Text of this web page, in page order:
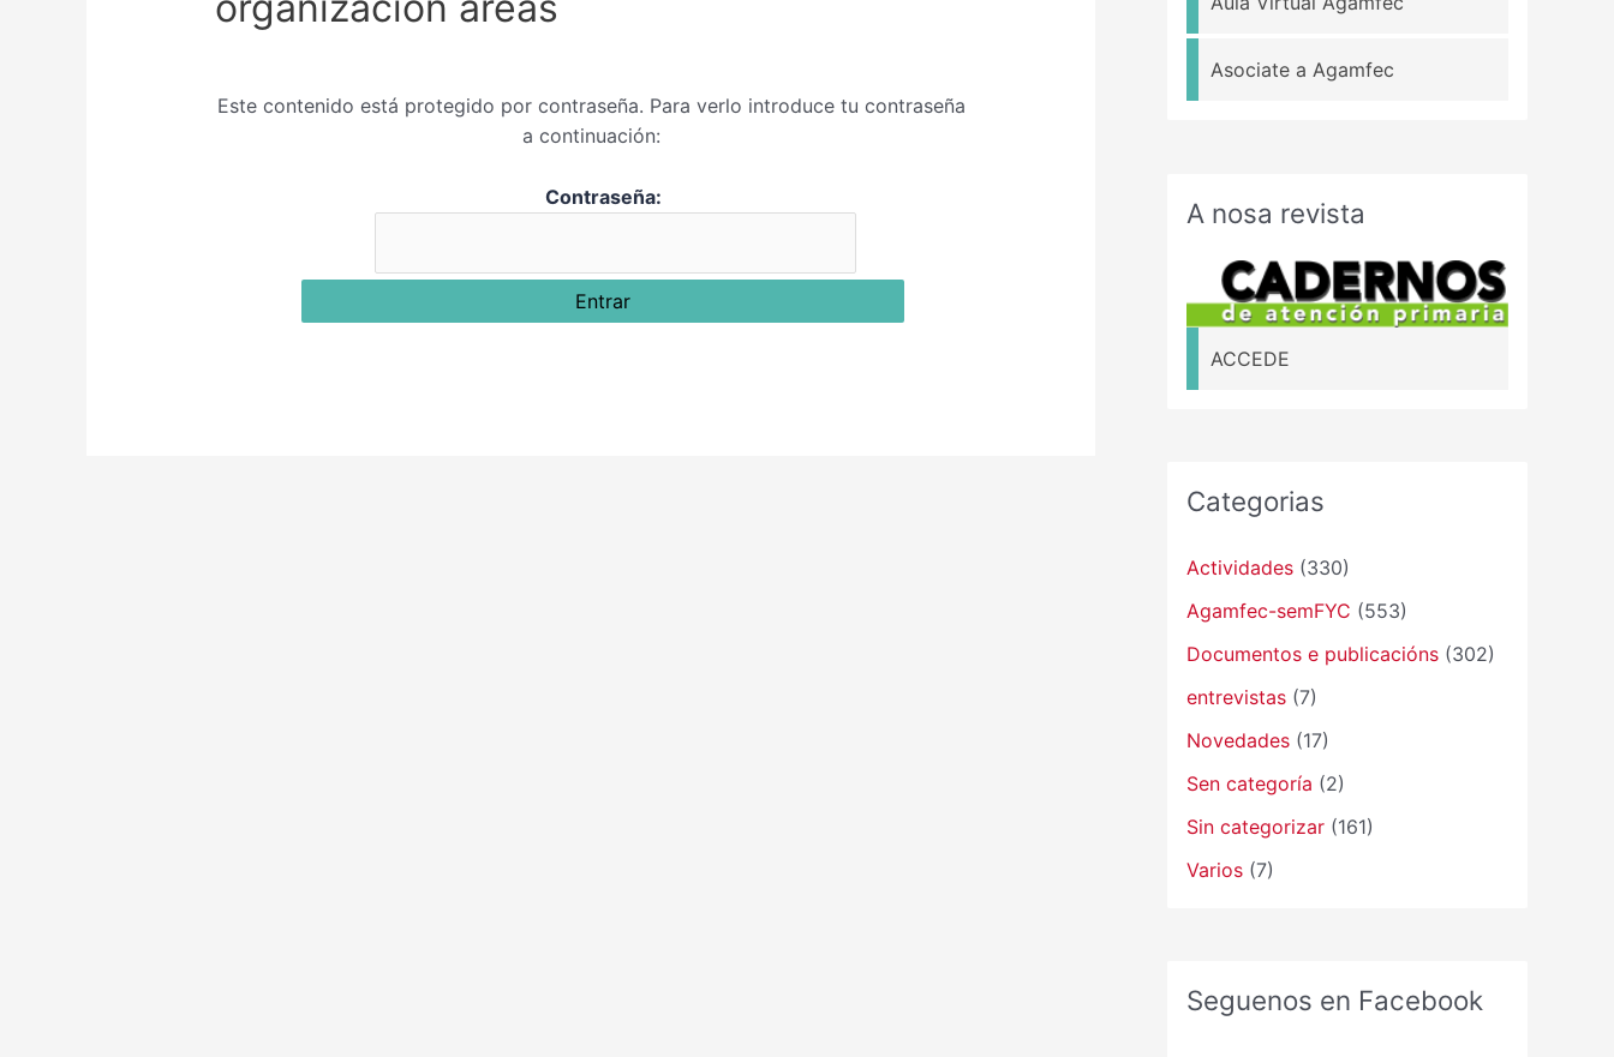
Este contenido está protegido por contraseña. Para verlo introduce tu contraseña
a continuación:
Contraseña:
Asociate a Agamfec
A nosa revista
ACCEDE
Categorias
Actividades (330)
Agamfec-semFYC (553)
Documentos e publicacións (302)
entrevistas (7)
Novedades (17)
Sen categoría (2)
Sin categorizar (161)
Varios (7)
Seguenos en Facebook